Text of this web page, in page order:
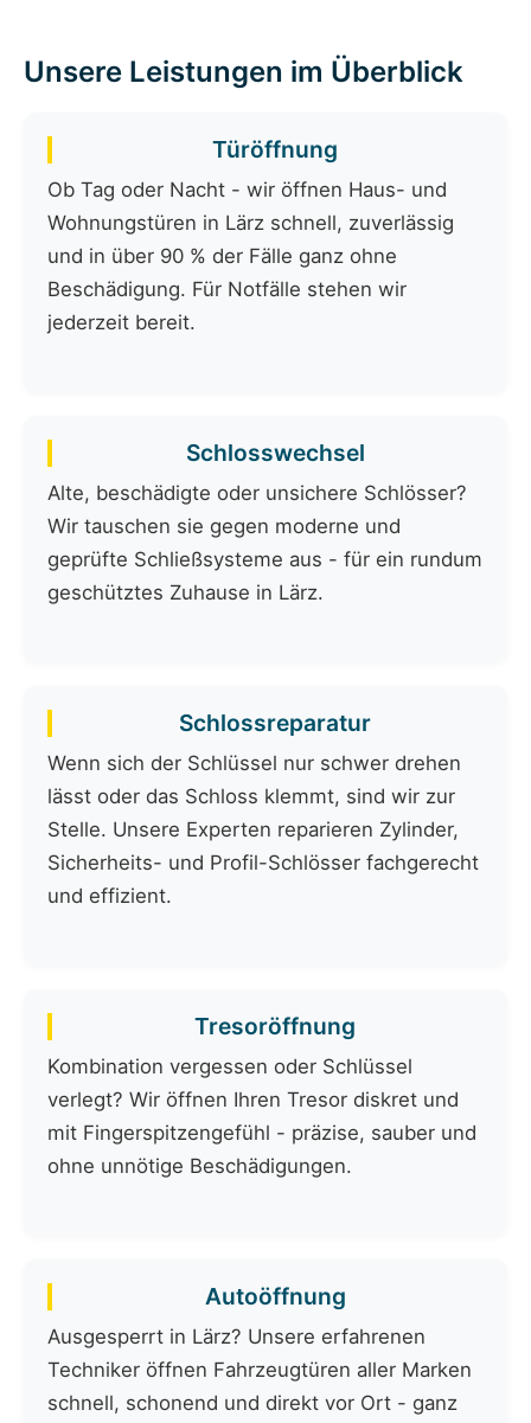
Unsere Leistungen im Überblick
Türöffnung
Ob Tag oder Nacht - wir öffnen Haus- und
Wohnungstüren in Lärz schnell, zuverlässig
und in über 90 % der Fälle ganz ohne
Beschädigung. Für Notfälle stehen wir
jederzeit bereit.
Schlosswechsel
Alte, beschädigte oder unsichere Schlösser?
Wir tauschen sie gegen moderne und
geprüfte Schließsysteme aus - für ein rundum
geschütztes Zuhause in Lärz.
Schlossreparatur
Wenn sich der Schlüssel nur schwer drehen
lässt oder das Schloss klemmt, sind wir zur
Stelle. Unsere Experten reparieren Zylinder,
Sicherheits- und Profil-Schlösser fachgerecht
und effizient.
Tresoröffnung
Kombination vergessen oder Schlüssel
verlegt? Wir öffnen Ihren Tresor diskret und
mit Fingerspitzengefühl - präzise, sauber und
ohne unnötige Beschädigungen.
Autoöffnung
Ausgesperrt in Lärz? Unsere erfahrenen
Techniker öffnen Fahrzeugtüren aller Marken
schnell, schonend und direkt vor Ort - ganz